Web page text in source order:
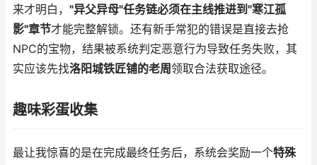
来才明白， "异父异母"任务链必须在主线推进到"寒江孤
影"章节才能完整解锁。还有新手常犯的错误是直接去抢
NPC的宝物，结果被系统判定恶意行为导致任务失败，其
实应该先找洛阳城铁匠铺的老周领取合法获取途径。
趣味彩蛋收集
最让我惊喜的是在完成最终任务后，系统会奖励一个特殊